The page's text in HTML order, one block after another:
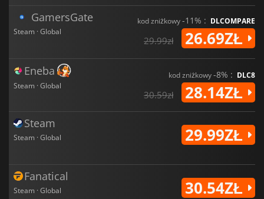
GamersGate
Steam · Global
kod zniżkowy-11% : DLCOMPARE
29.99zł 26.69ZŁ
Eneba
Steam · Global
kod zniżkowy-8% : DLC8
30.59zł 28.14ZŁ
Steam
Steam · Global 29.99ZŁ
Fanatical
Steam · Global 30.54ZŁ